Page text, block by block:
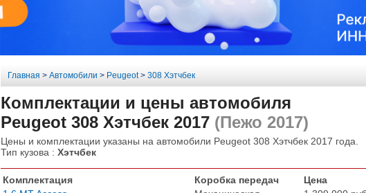
Главная > Автомобили > Peugeot> 308 Хэтчбек
Комплектации и цены автомобиля
Peugeot 308 Хэтчбек 2017(Пежо 2017)
Цены и комплектации указаны на автомобили Peugeot 308 Хэтчбек 2017 года.
Тип кузова : Хэтчбек
Комплектация Коробка передач Цена